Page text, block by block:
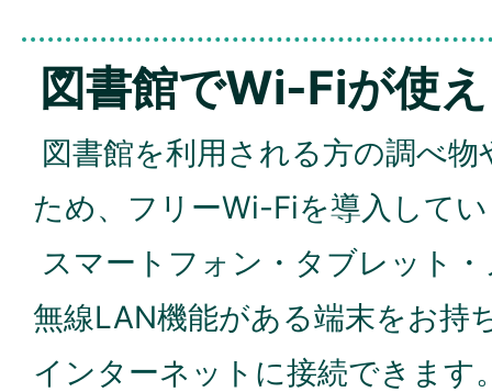
図書館でWi-Fiが使
図書館を利用される方の調べ
ため、フリーWi-Fiを導入して
スマートフォン・タブレット
無線LAN機能がある端末をお持
インターネットに接続できます